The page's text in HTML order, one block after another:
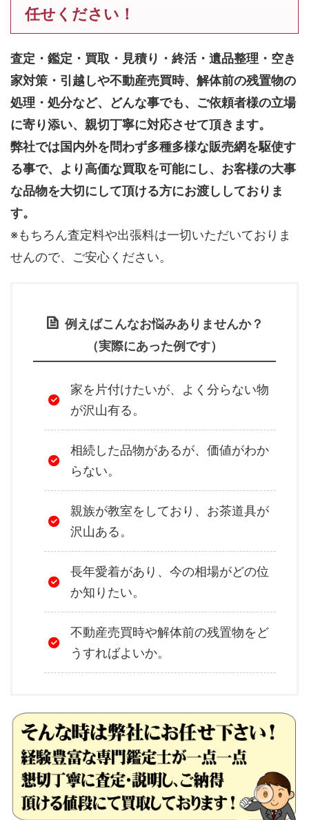
任せください！
査定・鑑定・買取・見積り・終活・遺品整理・空き
家対策・引越しや不動産売買時、解体前の残置物の
処理・処分など、どんな事でも、 ご依頼者様の立場
に寄り添い、親切丁寧に対応させて頂きます。
弊社では国内外を問わず多種多様な販売網を駆使す
る事で、より高価な買取を可能にし、お客様の大事
な品物を大切にして頂ける方にお渡ししておりま
す。
※もちろん査定料や出張料は一切いただいておりま
せんので、ご安心ください。
例えばこんなお悩みありませんか？
（実際にあった例です）
家を片付けたいが、よく分らない物
が沢山有る。
相続した品物があるが、価値がわか
らない。
親族が教室をしており、お茶道具が
沢山ある。
長年愛着があり、今の相場がどの位
か知りたい。
不動産売買時や解体前の残置物をど
うすればよいか。